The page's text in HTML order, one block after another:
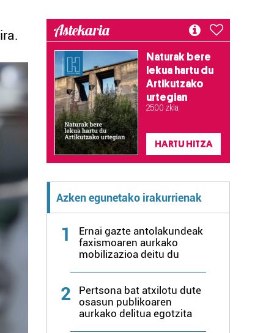
Astekaria
Naturak bere
lekua hartu du
Artikutzako
urtegian
2.500 zkia.
HARTU HITZA
Azken egunetako irakurrienak
1
Ernai gazte antolakundeak
faxismoaren aurkako
mobilizazioa deitu du
2
Pertsona bat atxilotu dute
osasun publikoaren
aurkako delitua egotzita